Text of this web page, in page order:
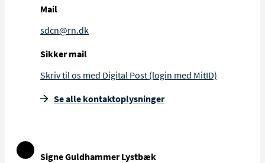
Mail
sdcn@rn.dk
Sikker mail
Skriv til os med Digital Post (login med MitID)
Se alle kontakt­oplysninger
Signe Guldhammer Lystbæk